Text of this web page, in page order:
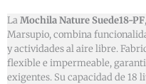
LaMochila Nature Suede18-PF
Marsupio, combina
y actividades al aire libre.
flexible e impermeable,
exigentes. Su capacidad de 18